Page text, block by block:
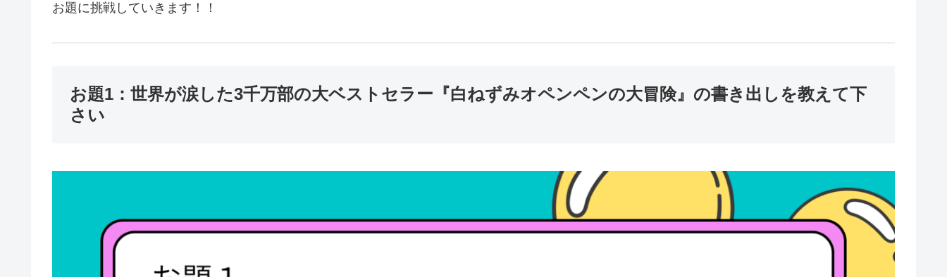
お題に挑戦していきます！！
お題1：世界が涙した3千万部の大ベストセラー『白ねずみオペンペンの大冒険』の書き出しを教えて下
さい